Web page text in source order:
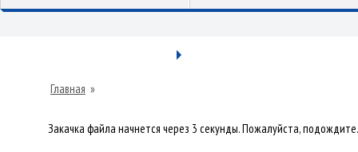
Главная »
Закачка файла начнется через 3 секунды. Пожалуйста, подождите.